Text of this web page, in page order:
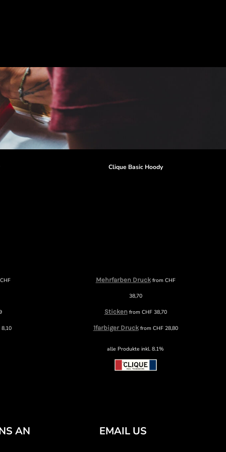
CHF
8,10
Clique Basic Hoody
Mehrfarben Druckfrom CHF
38,70
Stickenfrom CHF38,70
1farbiger Druckfrom CHF28,80
alle Produkte inkl. 8.1%
AN EMAIL US